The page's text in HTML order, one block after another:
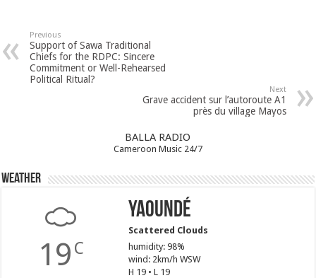
Previous
Support of Sawa Traditional
Chiefs for the RDPC: Sincere
Commitment or Well-Rehearsed
Political Ritual?
Next
Grave accident sur l’autoroute A1
près du village Mayos
BALLA RADIO
Cameroon Music 24/7
Weather
19 C
Yaoundé
Scattered Clouds
humidity: 98%
wind: 2km/h WSW
H 19 • L 19